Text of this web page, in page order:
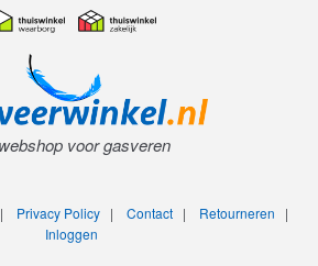
voor gasveren
| Privacy Policy| Contact| Retourneren |
Inloggen